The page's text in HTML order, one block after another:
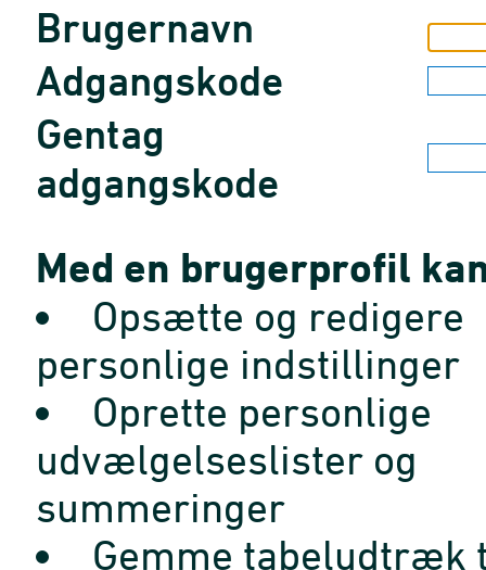
Brugernavn
Adgangskode
Gentag
adgangskode
Med en brugerprofil
Opsætte og redigere
personlige indstillinger
Oprette personlige
udvælgelseslister og
summeringer
Gemme tabeludtræk